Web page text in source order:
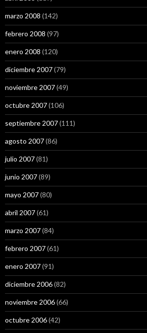
marzo 2008 (142)
febrero 2008 (97)
enero 2008 (120)
diciembre 2007(79)
noviembre 2007(49)
octubre 2007(106)
septiembre 2007(111)
agosto 2007(86)
julio 2007(81)
junio 2007(89)
mayo 2007(80)
abril 2007(61)
marzo 2007(84)
febrero 2007(61)
enero 2007(91)
diciembre 2006(82)
noviembre 2006(66)
octubre 2006(42)